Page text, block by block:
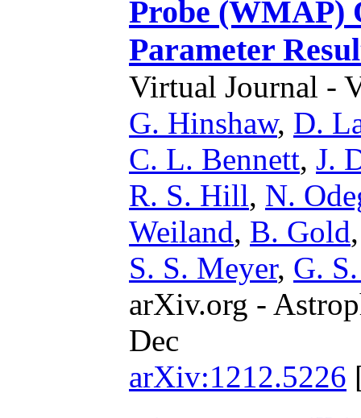
Probe (WMAP)
Parameter
Virtual Journal -
G. Hinshaw, D.
C. L. Bennett, J.
R. S. Hill, N.
Weiland, B. Gold
S. S. Meyer, G.
arXiv.org -
Dec
arXiv:1212.5226